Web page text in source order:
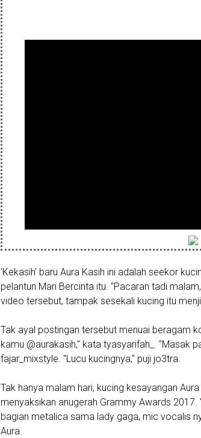
'Kekasih' baru Aura Kasih ini adalah seekor
pelantun Mari Bercinta itu. "Pacaran tadi
video tersebut, tampak sesekali kucing itu
Tak ayal postingan tersebut menuai beragam
kamu @aurakasih," kata tyasyarifah_. "Masak
fajar_mixstyle. "Lucu kucingnya," puji jo3tra.
Tak hanya malam hari, kucing kesayangan
menyaksikan anugerah Grammy Awards
bagian metalica sama lady gaga, mic vocalis
Aura.